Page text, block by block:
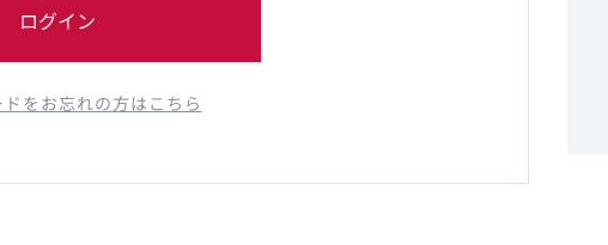
ログイン
をお忘れの方はこちら